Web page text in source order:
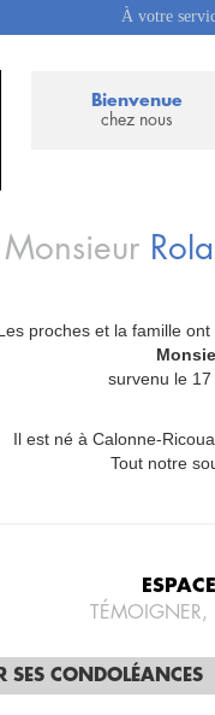
À votre
Bienvenue
chez nous
Monsieur
proches et la famille
survenu le
Il est né à Calonne-
Tout notre
SES CONDOLÉANCES